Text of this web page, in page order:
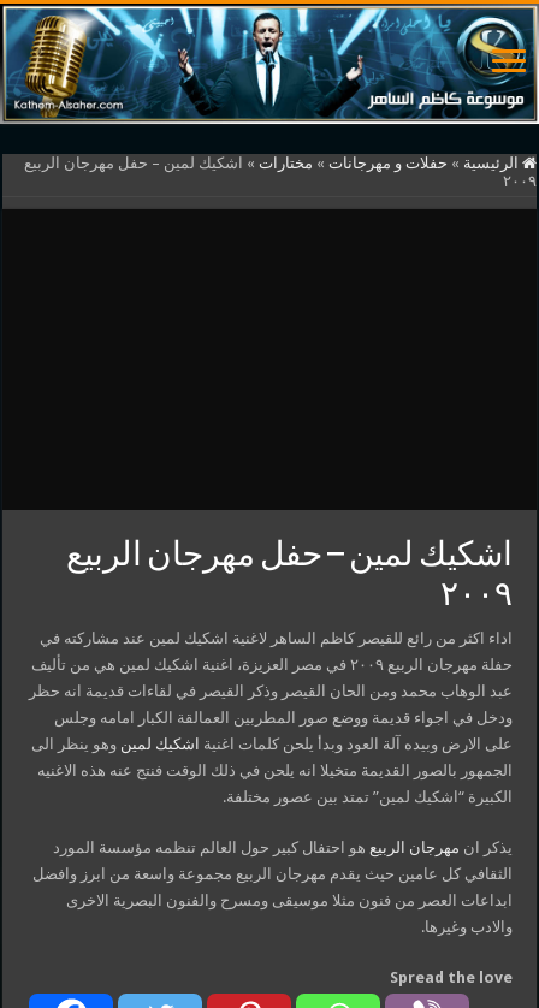
الرئيسية » حفلات و مهرجانات » مختارات » اشكيك لمين – حفل مهرجان الربيع
٢٠٠٩
اشكيك لمين – حفل مهرجان الربيع
٢٠٠٩
اداء اكثر من رائع للقيصر كاظم الساهر لاغنية اشكيك لمين عند مشاركته في
حفلة مهرجان الربيع ٢٠٠٩ في مصر العزيزة، اغنية اشكيك لمين هي من تأليف
عبد الوهاب محمد ومن الحان القيصر وذكر القيصر في لقاءات قديمة انه حظر
ودخل في اجواء قديمة ووضع صور المطربين العمالقة الكبار امامه وجلس
على الارض وبيده آلة العود وبدأ يلحن كلمات اغنية اشكيك لمين وهو ينظر الى
الجمهور بالصور القديمة متخيلا انه يلحن في ذلك الوقت فنتج عنه هذه الاغنيه
الكبيرة “اشكيك لمين” تمتد بين عصور مختلفة.
يذكر ان مهرجان الربيع هو احتفال كبير حول العالم تنظمه مؤسسة المورد
الثقافي كل عامين حيث يقدم مهرجان الربيع مجموعة واسعة من ابرز وافضل
ابداعات العصر من فنون مثلا موسيقى ومسرح والفنون البصرية الاخرى
والادب وغيرها.
Spread the love